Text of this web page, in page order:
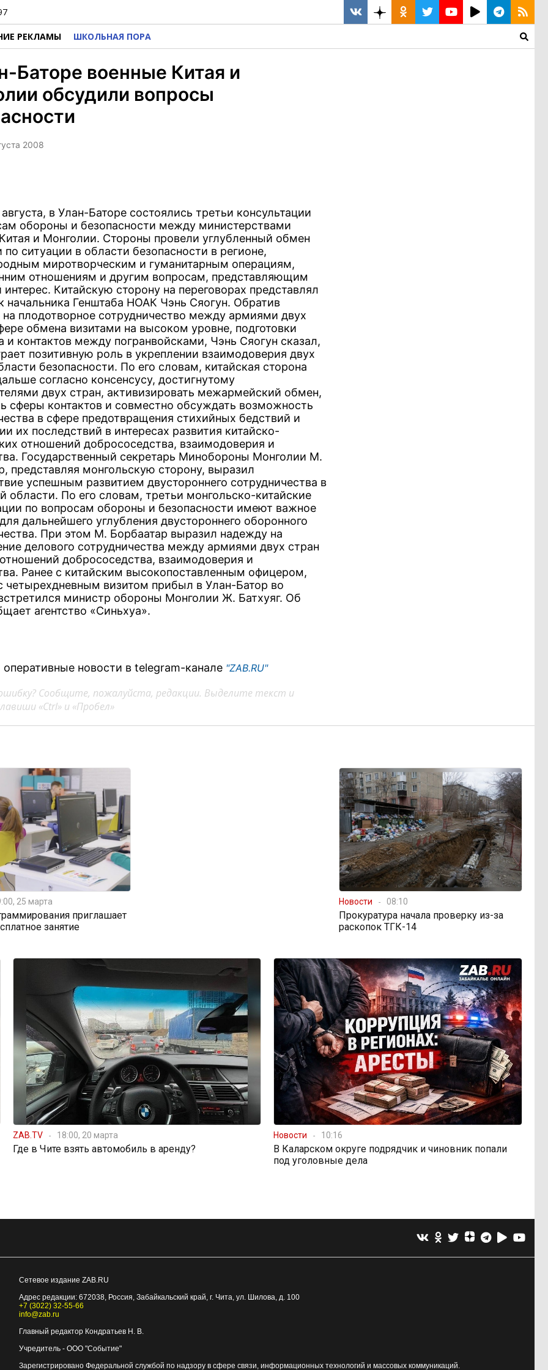
РЕКЛАМЫ ШКОЛЬНАЯ ПОРА
Баторе военные Китая и
обсудили вопросы
2008
в Улан-Баторе состоялись третьи консультации
обороны и безопасности между министерствами
и Монголии. Стороны провели углубленный обмен
ситуации в области безопасности в регионе,
миротворческим и гуманитарным операциям,
отношениям и другим вопросам, представляющим
Китайскую сторону на переговорах представлял
начальника Генштаба НОАК Чэнь Сяогун. Обратив
плодотворное сотрудничество между армиями двух
обмена визитами на высоком уровне, подготовки
и контактов между погранвойсками, Чэнь Сяогун сказал,
позитивную роль в укреплении взаимодоверия двух
безопасности. По его словам, китайская сторона
согласно консенсусу, достигнутому
двух стран, активизировать межармейский обмен,
сферы контактов и совместно обсуждать возможность
в сфере предотвращения стихийных бедствий и
их последствий в интересах развития китайско-
отношений добрососедства, взаимодоверия и
Государственный секретарь Минобороны Монголии М.
представляя монгольскую сторону, выразил
успешным развитием двустороннего сотрудничества в
области. По его словам, третьи монгольско-китайские
по вопросам обороны и безопасности имеют важное
дальнейшего углубления двустороннего оборонного
При этом М. Борбаатар выразил надежду на
делового сотрудничества между армиями двух стран
добрососедства, взаимодоверия и
Ранее с китайским высокопоставленным офицером,
четырехдневным визитом прибыл в Улан-Батор во
министр обороны Монголии Ж. Батхуяг. Об
агентство «Синьхуа».
новости в telegram-канале "ZAB.RU"
Сообщите, пожалуйста, редакции. Выделите текст и
«Ctrl» и «Пробел»
25 марта
приглашает
занятие
Новости 08:10
Прокуратура начала проверку из-за
раскопок ТГК-14
ZAB.TV 18:00, 20 марта
Где в Чите взять автомобиль в аренду?
Новости 10:16
В Каларском округе подрядчик и чиновник попали
под уголовные дела
Сетевое издание ZAB.RU
Адрес редакции: 672038, Россия, Забайкальский край, г. Чита, ул. Шилова, д. 100
+7 (3022) 32-55-66
info@zab.ru
Главный редактор Кондратьев Н. В.
Учредитель - ООО "Событие"
Зарегистрировано Федеральной службой по надзору в сфере связи, информационных технологий и массовых коммуникаций.